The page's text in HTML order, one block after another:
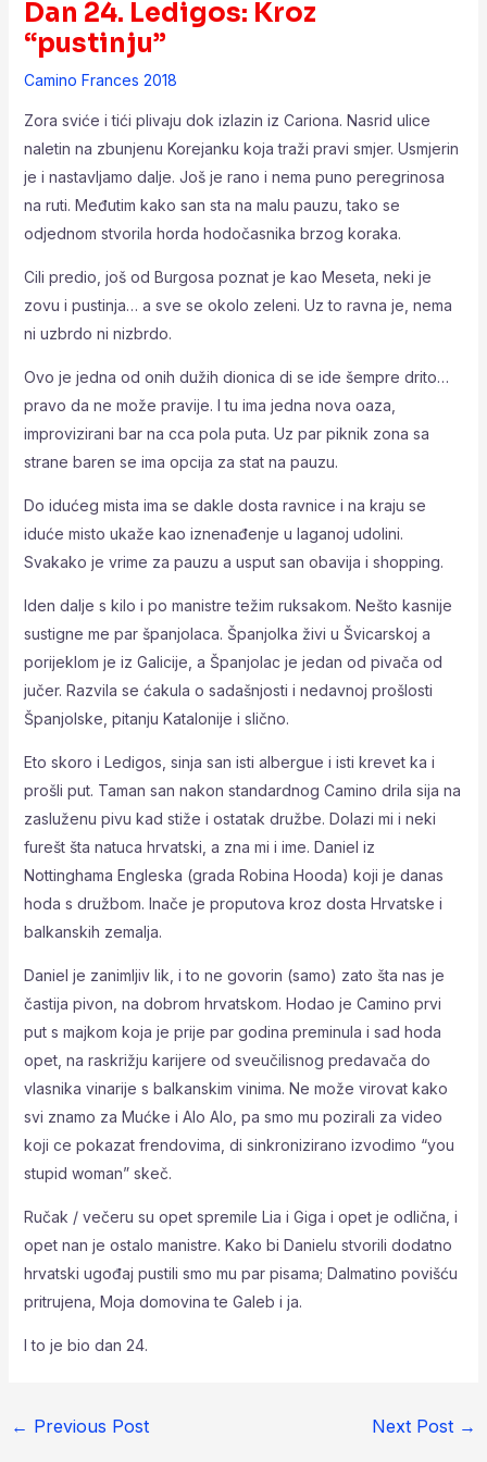
Dan 24. Ledigos: Kroz
“pustinju”
Camino Frances 2018
Zora sviće i tići plivaju dok izlazin iz Cariona. Nasrid ulice
naletin na zbunjenu Korejanku koja traži pravi smjer. Usmjerin
je i nastavljamo dalje. Još je rano i nema puno peregrinosa
na ruti. Međutim kako san sta na malu pauzu, tako se
odjednom stvorila horda hodočasnika brzog koraka.
Cili predio, još od Burgosa poznat je kao Meseta, neki je
zovu i pustinja… a sve se okolo zeleni. Uz to ravna je, nema
ni uzbrdo ni nizbrdo.
Ovo je jedna od onih dužih dionica di se ide šempre drito…
pravo da ne može pravije. I tu ima jedna nova oaza,
improvizirani bar na cca pola puta. Uz par piknik zona sa
strane baren se ima opcija za stat na pauzu.
Do idućeg mista ima se dakle dosta ravnice i na kraju se
iduće misto ukaže kao iznenađenje u laganoj udolini.
Svakako je vrime za pauzu a usput san obavija i shopping.
Iden dalje s kilo i po manistre težim ruksakom. Nešto kasnije
sustigne me par španjolaca. Španjolka živi u Švicarskoj a
porijeklom je iz Galicije, a Španjolac je jedan od pivača od
jučer. Razvila se ćakula o sadašnjosti i nedavnoj prošlosti
Španjolske, pitanju Katalonije i slično.
Eto skoro i Ledigos, sinja san isti albergue i isti krevet ka i
prošli put. Taman san nakon standardnog Camino drila sija na
zasluženu pivu kad stiže i ostatak družbe. Dolazi mi i neki
furešt šta natuca hrvatski, a zna mi i ime. Daniel iz
Nottinghama Engleska (grada Robina Hooda) koji je danas
hoda s družbom. Inače je proputova kroz dosta Hrvatske i
balkanskih zemalja.
Daniel je zanimljiv lik, i to ne govorin (samo) zato šta nas je
častija pivon, na dobrom hrvatskom. Hodao je Camino prvi
put s majkom koja je prije par godina preminula i sad hoda
opet, na raskrižju karijere od sveučilisnog predavača do
vlasnika vinarije s balkanskim vinima. Ne može virovat kako
svi znamo za Mućke i Alo Alo, pa smo mu pozirali za video
koji ce pokazat frendovima, di sinkronizirano izvodimo “you
stupid woman” skeč.
Ručak / večeru su opet spremile Lia i Giga i opet je odlična, i
opet nan je ostalo manistre. Kako bi Danielu stvorili dodatno
hrvatski ugođaj pustili smo mu par pisama; Dalmatino povišću
pritrujena, Moja domovina te Galeb i ja.
I to je bio dan 24.
← Previous Post Next Post →